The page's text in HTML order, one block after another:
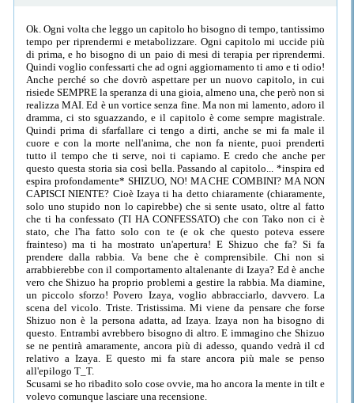
Ok. Ogni volta che leggo un capitolo ho bisogno di tempo, tantissimo
tempo per riprendermi e metabolizzare. Ogni capitolo mi uccide più
di prima, e ho bisogno di un paio di mesi di terapia per riprendermi.
Quindi voglio confessarti che ad ogni aggiornamento ti amo e ti odio!
Anche perché so che dovrò aspettare per un nuovo capitolo, in cui
risiede SEMPRE la speranza di una gioia, almeno una, che però non si
realizza MAI. Ed è un vortice senza fine. Ma non mi lamento, adoro il
dramma, ci sto sguazzando, e il capitolo è come sempre magistrale.
Quindi prima di sfarfallare ci tengo a dirti, anche se mi fa male il
cuore e con la morte nell'anima, che non fa niente, puoi prenderti
tutto il tempo che ti serve, noi ti capiamo. E credo che anche per
questo questa storia sia così bella. Passando al capitolo... *inspira ed
espira profondamente* SHIZUO, NO! MA CHE COMBINI? MA NON
CAPISCI NIENTE? Cioè Izaya ti ha detto chiaramente (chiaramente,
solo uno stupido non lo capirebbe) che si sente usato, oltre al fatto
che ti ha confessato (TI HA CONFESSATO) che con Tako non ci è
stato, che l'ha fatto solo con te (e ok che questo poteva essere
frainteso) ma ti ha mostrato un'apertura! E Shizuo che fa? Si fa
prendere dalla rabbia. Va bene che è comprensibile. Chi non si
arrabbierebbe con il comportamento altalenante di Izaya? Ed è anche
vero che Shizuo ha proprio problemi a gestire la rabbia. Ma diamine,
un piccolo sforzo! Povero Izaya, voglio abbracciarlo, davvero. La
scena del vicolo. Triste. Tristissima. Mi viene da pensare che forse
Shizuo non è la persona adatta, ad Izaya. Izaya non ha bisogno di
questo. Entrambi avrebbero bisogno di altro. E immagino che Shizuo
se ne pentirà amaramente, ancora più di adesso, quando vedrà il cd
relativo a Izaya. E questo mi fa stare ancora più male se penso
all'epilogo T_T.
Scusami se ho ribadito solo cose ovvie, ma ho ancora la mente in tilt e
volevo comunque lasciare una recensione.